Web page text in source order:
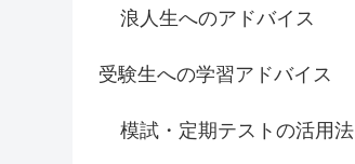
浪人生へのアドバイス
受験生への学習アドバイス
模試・定期テストの活用法